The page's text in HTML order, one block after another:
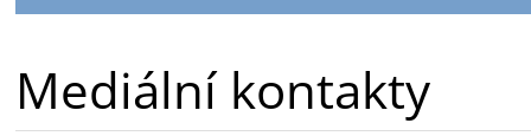
Mediální kontakty